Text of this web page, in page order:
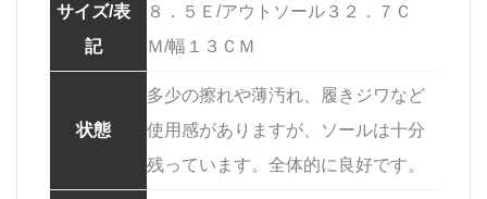
サイズ/表
記
８．５Ｅ/アウトソール３２．７Ｃ
Ｍ/幅１３ＣＭ
状態
多少の擦れや薄汚れ、履きジワなど
使用感がありますが、ソールは十分
残っています。全体的に良好です。